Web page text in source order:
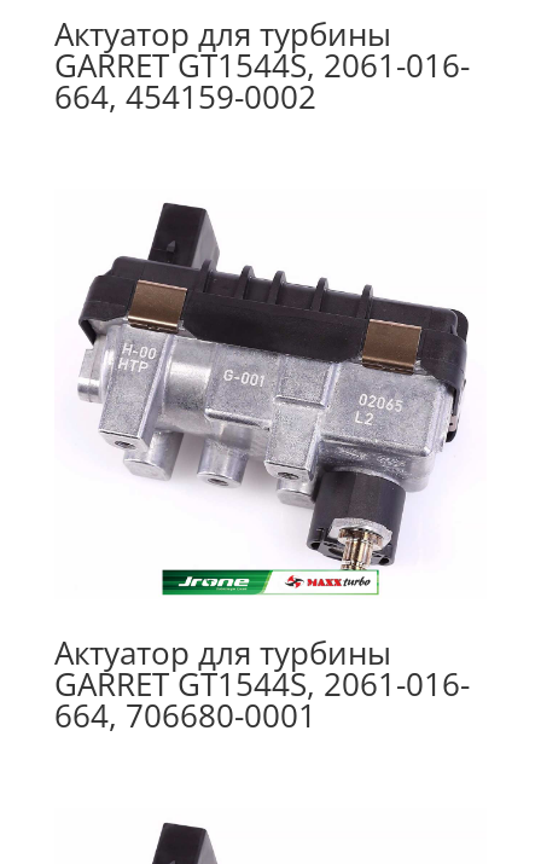
Актуатор для турбины
GARRET GT1544S, 2061-016-
664, 454159-0002
Актуатор для турбины
GARRET GT1544S, 2061-016-
664, 706680-0001